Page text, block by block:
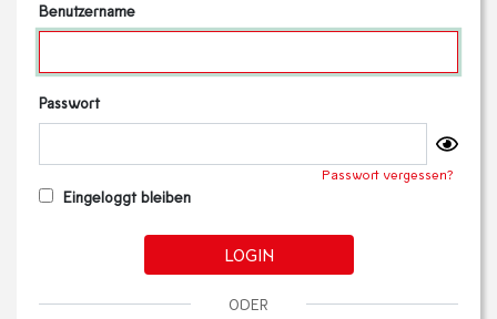
Benutzername
Passwort
Passwort vergessen?
Eingeloggt bleiben
LOGIN
ODER